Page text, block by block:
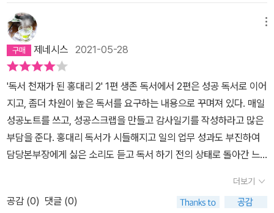
기위해서는 수십톤의 흙을 퍼내야 합니다.인간의 사고방식이 바뀌려
면 약 1톤 정도의 정보가 필요합니다. 책으로 치면 대략 2천권 정도...
성공독서는 시간이 날 때마다 책장을 들춰보는 행위가 아니라 인생이
라는 거친 밤바다를 비추는 등대입니다.> 1천권, 2천권의 독서로 새
로운 인생의 변화를 이루어 내자.http://blog.naver.com/agapeu
ni/220407401536
을 누군가 알아봐주길 바란다면 그 사람의 황금을 먼저 찾아야 하는
법이랍니다.○내 삶에 문제가 없길 바라는 것이 아니라 문제를 해결
할 수 있는 지혜와 용기를 찾는 거죠.○부와 명예에만 탐닉하는 성공
이 오히려 보잘것 없을 정도로 초라하게 보이고요. 그것은 노력의 결
과로 주어지는 것이지 목표로 삼을 일은 아니니까요.○항구에 머문다
면 분명 안전할 것이다. 거친 파도에 시달릴 일도 없을 것이다. 하지만
그것이 배의 존재 이유는 아니다.
제네시스 2021-05-28
'독서 천재가 된 홍대리 2' 1편 생존 독서에서 2편은 성공 독서로 이어
지고, 좀더 차원이 높은 독서를 요구하는 내용으로 꾸며져 있다. 매일
성공노트를 쓰고, 성공스크랩을 만들고 감사일기를 작성하라고 많은
부담을 준다. 홍대리 독서가 시들해지고 일의 업무 성과도 부진하여
담당본부장에게 싫은 소리도 듣고 독서 하기 전의 상태로 돌아간 느
독서방을 만들고 뛰어 보지만 이렇다 할 성과가 나지 않는다. 멘토인
기후(저자 이지성)를 만나 여러가지의 조언을 듣고 동료들 중에서 대
더보기
공감 (0) 댓글 (0)